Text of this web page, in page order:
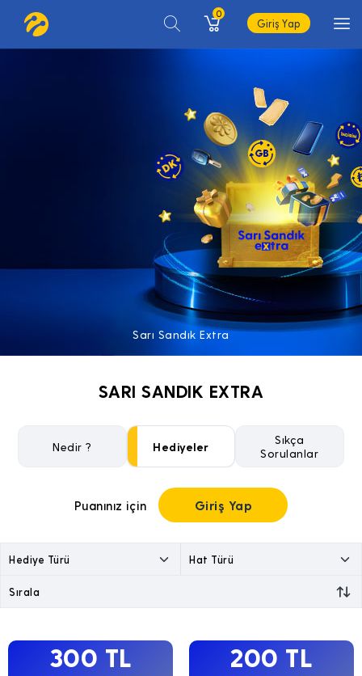
0
Giriş Yap
Sarı Sandık Extra
SARI SANDIK EXTRA
Nedir ? Hediyeler
Sıkça
Sorulanlar
Puanınız için Giriş Yap
300 TL 200 TL